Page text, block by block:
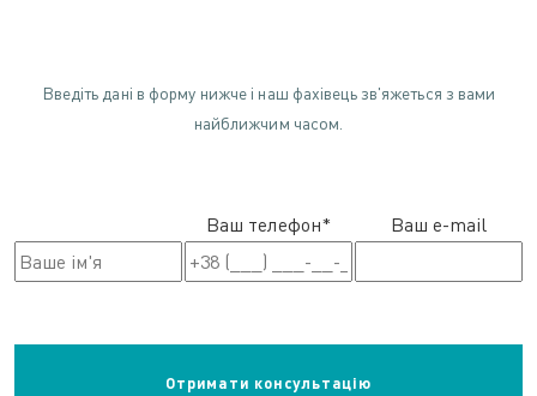
Введіть дані в форму нижче і наш фахівець зв'яжеться з вами
найближчим часом.
Ваш телефон* Ваш e-mail